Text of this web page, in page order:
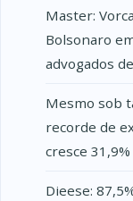
Master:
Bolsonaro
advogados
Mesmo sob
recorde de
cresce 31,9%
Dieese: